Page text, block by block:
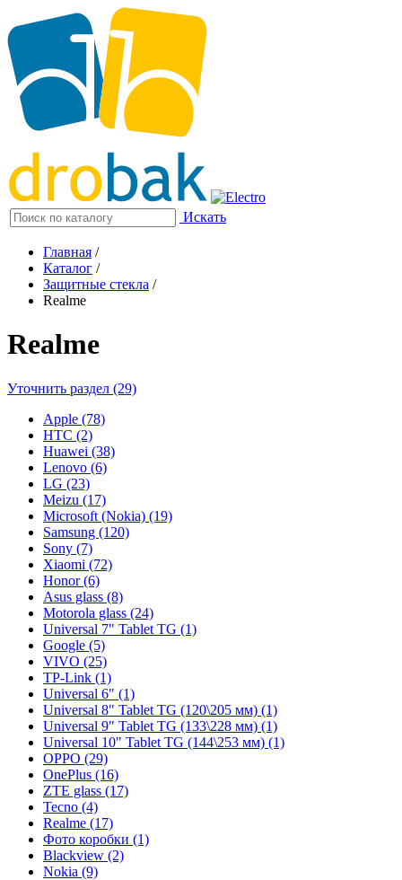
Искать
Главная /
Каталог /
Защитные стекла /
Realme
Realme
Уточнить раздел (29)
Apple (78)
HTC (2)
Huawei (38)
Lenovo (6)
LG (23)
Meizu (17)
Microsoft (Nokia) (19)
Samsung (120)
Sony (7)
Xiaomi (72)
Honor (6)
Asus glass (8)
Motorola glass (24)
Universal 7" Tablet TG (1)
Google (5)
VIVO (25)
TP-Link (1)
Universal 6" (1)
Universal 8" Tablet TG (120\205 мм) (1)
Universal 9" Tablet TG (133\228 мм) (1)
Universal 10" Tablet TG (144\253 мм) (1)
OPPO (29)
OnePlus (16)
ZTE glass (17)
Tecno (4)
Realme (17)
Фото коробки (1)
Blackview (2)
Nokia (9)